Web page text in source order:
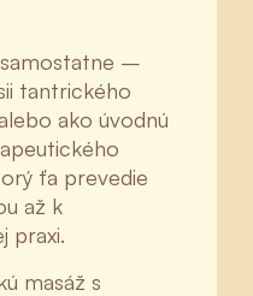
–
tantrického
ako úvodnú
ťa prevedie
až k
praxi.
masáž s